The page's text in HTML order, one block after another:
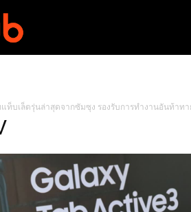
แท็บเล็ตรุ่นล่าสุดจากซัมซุง รองรับการทำงานอันท้า